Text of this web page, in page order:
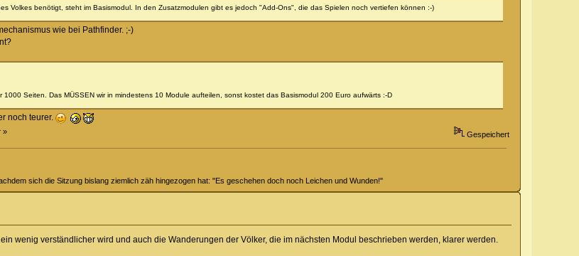
Volkes benötigt, steht im Basismodul. In den Zusatzmodulen gibt es jedoch "Add-Ons", die das Spielen noch vertiefen können :-)
wie bei Pathfinder. ;-)
Seiten. Das MÜSSEN wir in mindestens 10 Module aufteilen, sonst kostet das Basismodul 200 Euro aufwärts :-D
noch teurer.
» Gespeichert
sich die Sitzung bislang ziemlich zäh hingezogen hat: "Es geschehen doch noch Leichen und Wunden!"
wenig verständlicher wird und auch die Wanderungen der Völker, die im nächsten Modul beschrieben werden, klarer werden.